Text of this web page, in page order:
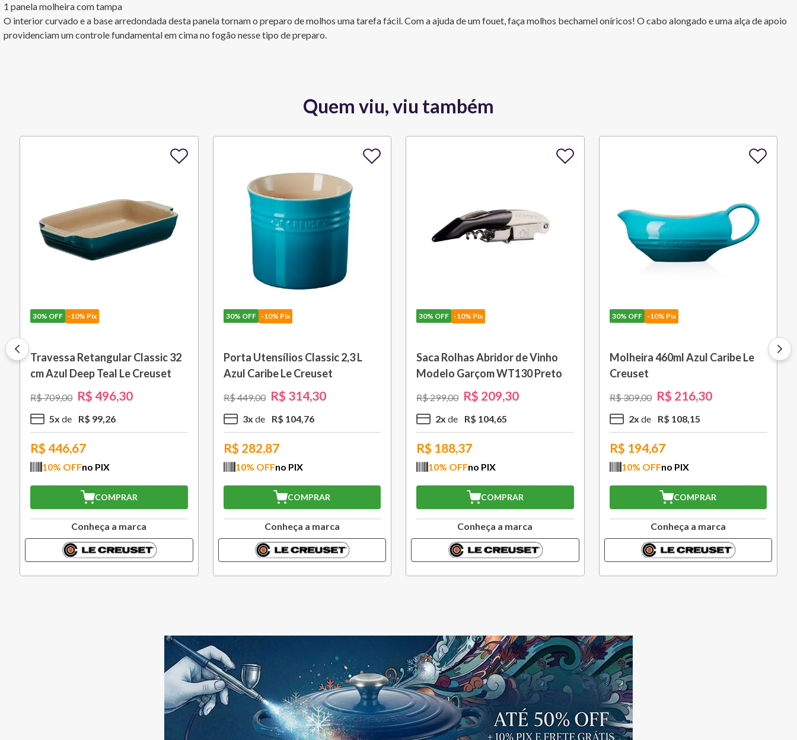
1 panela molheira com tampa
O interior curvado e a base arredondada desta panela tornam o preparo de molhos uma tarefa fácil. Com a ajuda de um fouet, faça molhos bechamel oníricos! O cabo alongado e uma alça de apoio
providenciam um controle fundamental em cima no fogão nesse tipo de preparo.
Quem viu, viu também
40% OFF -10% Pix
Pincel de Silicone Vênus Branco
Le Creuset
R$209,00 R$ 125,40
1x R$ 125,40
R$ 112,86
10% OFFno PIX
COMPRAR
Conheça a marca
30% OFF -10% Pix
Porta Ovo Roxo Fig Le Creuset
R$79,00 R$55,30
1x R$ 55,30
R$ 49,77
10% OFFno PIX
COMPRAR
Conheça a marca
30% OFF -10% Pix
Grelha Quadrada Signature 26
cm Amarelo Soleil Le Creuset
R$1.859,00 R$ 1.301
10 x R$ 130,13
R$ 1.171,17
10% OFFno PIX
COMPRAR
Conheça a marca
30% OFF -10% Pix
Grelha Quadrada Non Stick 28
cm Le Creuset
R$1.359,00 R$ 951,30
9x R$ 105, 70
R$ 856,17
10% OFFno PIX
COMPRAR
Conheça a marca